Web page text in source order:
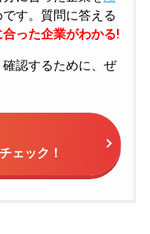
す。質問に答える
った企業がわかる!
認するために、ぜ
ェック！